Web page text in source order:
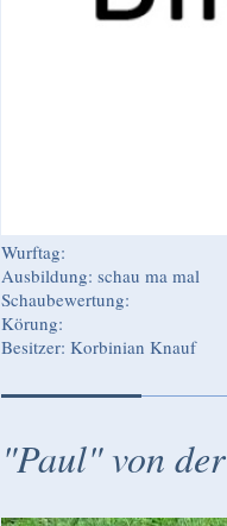
Wurftag:
Ausbildung: schau ma mal
Schaubewertung:
Körung:
Besitzer: Korbinian Knauf
"Paul" von